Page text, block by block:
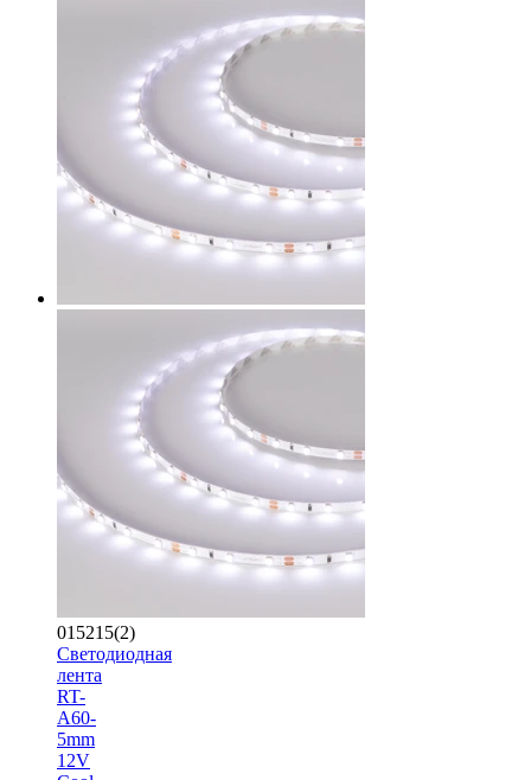
015215(2)
Светодиодная
лента
RT-
A60-
5mm
12V